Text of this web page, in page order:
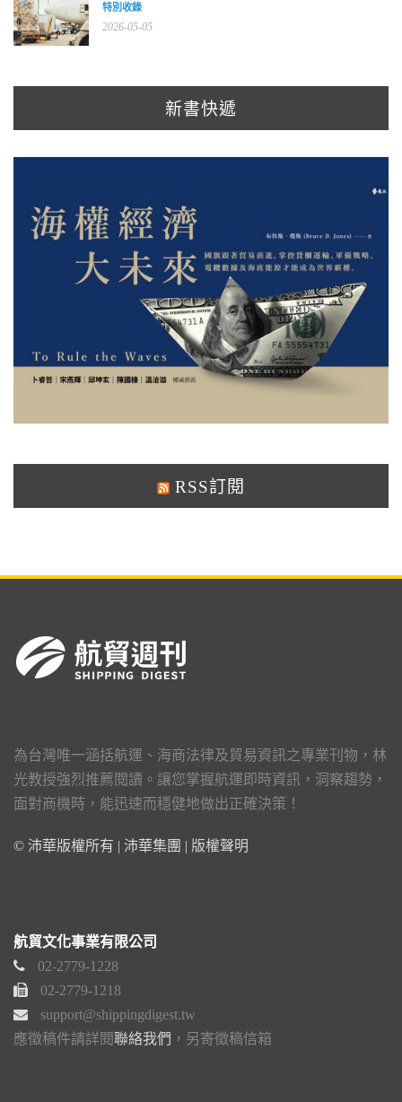
特別收錄
2026-05-05
新書快遞
RSS訂閱
為台灣唯一涵括航運、海商法律及貿易資訊之專業刊物，林
光教授強烈推薦閱讀。讓您掌握航運即時資訊，洞察趨勢，
面對商機時，能迅速而穩健地做出正確決策！
© 沛華版權所有 | 沛華集團 | 版權聲明
航貿文化事業有限公司
02-2779-1228
02-2779-1218
support@shippingdigest.tw
應徵稿件請詳閱聯絡我們 ，另寄徵稿信箱